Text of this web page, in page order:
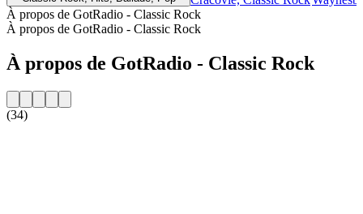
À propos de GotRadio - Classic Rock
À propos de GotRadio - Classic Rock
À propos de GotRadio - Classic Rock
(34)